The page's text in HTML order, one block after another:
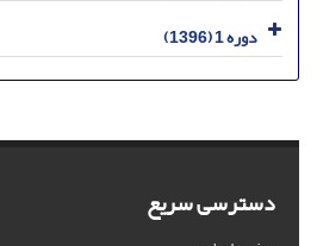
دوره 1 (1396)
دسترسی سریع